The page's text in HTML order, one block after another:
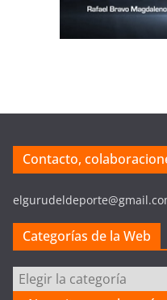
Contacto,
Categorías de la Web
Categorías